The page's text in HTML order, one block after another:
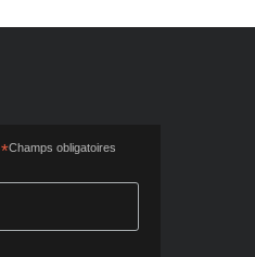
*Champs obligatoires